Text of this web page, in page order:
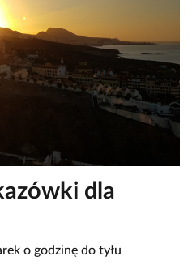
dla
o godzinę do tyłu